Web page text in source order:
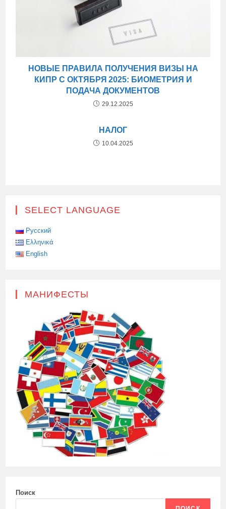
НОВЫЕ ПРАВИЛА ПОЛУЧЕНИЯ ВИЗЫ НА
КИПР С ОКТЯБРЯ 2025: БИОМЕТРИЯ И
ПОДАЧА ДОКУМЕНТОВ
29.12.2025
НАЛОГ
10.04.2025
SELECT LANGUAGE
Русский
Ελληνικά
English
МАНИФЕСТЫ
Поиск